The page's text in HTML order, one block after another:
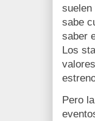
suelen
sabe
saber
Los
Pero